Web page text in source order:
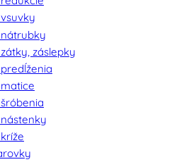
záslepky